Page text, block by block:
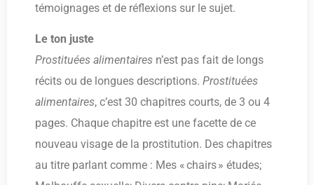
témoignages et de réflexions sur le sujet.
Le ton juste
Prostituées alimentaires n’est pas fait de longs
récits ou de longues descriptions. Prostituées
alimentaires, c’est 30 chapitres courts, de 3 ou 4
pages. Chaque chapitre est une facette de ce
nouveau visage de la prostitution. Des chapitres
au titre parlant comme : Mes « chairs » études;